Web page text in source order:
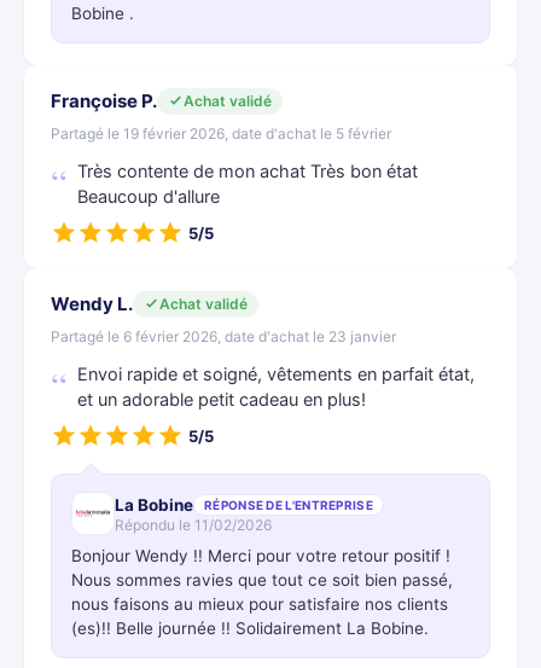
Bobine .
Françoise P.
Achat validé
Partagé le 19 février 2026, date d'achat le 5 février
Très contente de mon achat Très bon état
Beaucoup d'allure
5/5
Wendy L.
Achat validé
Partagé le 6 février 2026, date d'achat le 23 janvier
Envoi rapide et soigné, vêtements en parfait état,
et un adorable petit cadeau en plus!
5/5
La Bobine RÉPONSE DE L'ENTREPRISE
Répondu le 11/02/2026
Bonjour Wendy !! Merci pour votre retour positif !
Nous sommes ravies que tout ce soit bien passé,
nous faisons au mieux pour satisfaire nos clients
(es)!! Belle journée !! Solidairement La Bobine.